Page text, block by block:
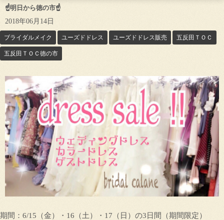
☝️明日から徳の市☝️
2018年06月14日
ブライダルメイク ユーズドドレス ユーズドドレス販売 五反田ＴＯＣ
五反田ＴＯＣ徳の市
期間：6/15（金）・16（土）・17（日）の3日間（期間限定）